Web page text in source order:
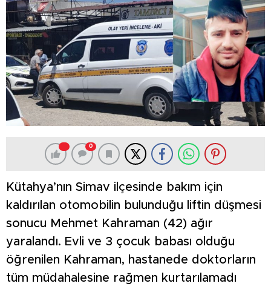
0
Kütahya’nın Simav ilçesinde bakım için
kaldırılan otomobilin bulunduğu liftin düşmesi
sonucu Mehmet Kahraman (42) ağır
yaralandı. Evli ve 3 çocuk babası olduğu
öğrenilen Kahraman, hastanede doktorların
tüm müdahalesine rağmen kurtarılamadı